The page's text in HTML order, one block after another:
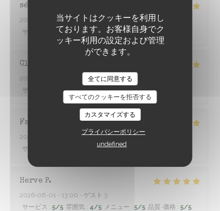
当サイトはクッキーを利用し
ております。お客様自身でク
ッキー利用の設定および管理
ができます。
全てに同意する
すべてのクッキーを拒否する
カスタマイズする
プライバシーポリシー
undefined
sébastien
2026-08-01 - 20:30 - ゲスト 2
サービス
/5 雰囲気: 5/5 メニュー: 5/5 品質-価格
Claire
2026-07-31
- 20:00 - ゲスト 4
サービス
/5 雰囲気: 5/5 メニュー: 5/5 品質-価格
Fabien
2026-08-01
- 20:00 - ゲスト 6
サービス
/5 メニュー
Herve P
2026-08-01 - 13:00 - ゲスト 3
サービス : 5/5 雰囲気 : 4/5 メニュー : 5/5 品質-価格 : 5/5
À TRAVERS CHAMPS